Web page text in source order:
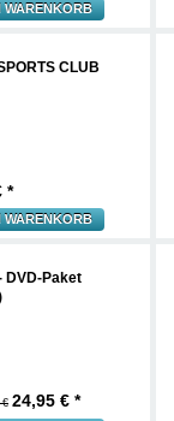
WARENKORB
CLUB
*
WARENKORB
DVD-Paket
€ 24,95 € *